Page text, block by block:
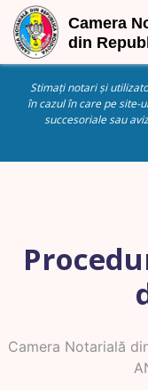
Stimați notari și
în cazul în care pe site-
succesoriale sau
Camera Notarială